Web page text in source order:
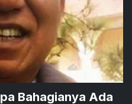
Bahagianya Ada